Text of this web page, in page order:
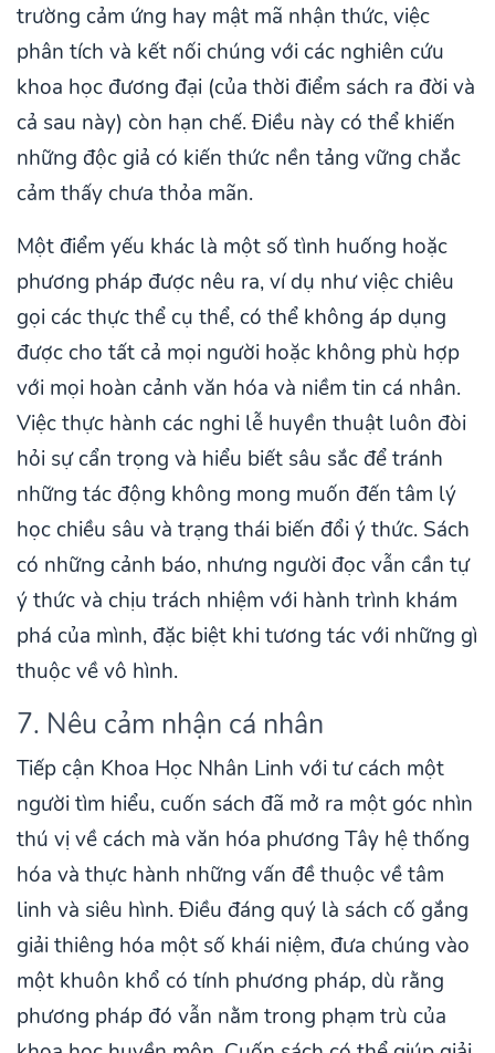
trường cảm ứng hay mật mã nhận thức, việc
phân tích và kết nối chúng với các nghiên cứu
khoa học đương đại (của thời điểm sách ra đời và
cả sau này) còn hạn chế. Điều này có thể khiến
những độc giả có kiến thức nền tảng vững chắc
cảm thấy chưa thỏa mãn.
Một điểm yếu khác là một số tình huống hoặc
phương pháp được nêu ra, ví dụ như việc chiêu
gọi các thực thể cụ thể, có thể không áp dụng
được cho tất cả mọi người hoặc không phù hợp
với mọi hoàn cảnh văn hóa và niềm tin cá nhân.
Việc thực hành các nghi lễ huyền thuật luôn đòi
hỏi sự cẩn trọng và hiểu biết sâu sắc để tránh
những tác động không mong muốn đến tâm lý
học chiều sâu và trạng thái biến đổi ý thức. Sách
có những cảnh báo, nhưng người đọc vẫn cần tự
ý thức và chịu trách nhiệm với hành trình khám
phá của mình, đặc biệt khi tương tác với những gì
thuộc về vô hình.
7. Nêu cảm nhận cá nhân
Tiếp cận Khoa Học Nhân Linh với tư cách một
người tìm hiểu, cuốn sách đã mở ra một góc nhìn
thú vị về cách mà văn hóa phương Tây hệ thống
hóa và thực hành những vấn đề thuộc về tâm
linh và siêu hình. Điều đáng quý là sách cố gắng
giải thiêng hóa một số khái niệm, đưa chúng vào
một khuôn khổ có tính phương pháp, dù rằng
phương pháp đó vẫn nằm trong phạm trù của